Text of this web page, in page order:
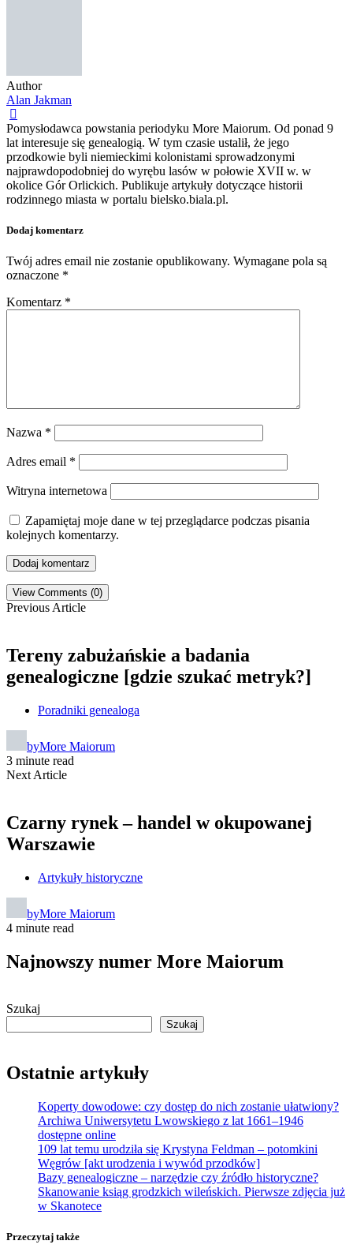
Author
Alan Jakman
Pomysłodawca powstania periodyku More Maiorum. Od ponad 9
lat interesuje się genealogią. W tym czasie ustalił, że jego
przodkowie byli niemieckimi kolonistami sprowadzonymi
najprawdopodobniej do wyrębu lasów w połowie XVII w. w
okolice Gór Orlickich. Publikuje artykuły dotyczące historii
rodzinnego miasta w portalu bielsko.biala.pl.
Dodaj komentarz
Twój adres email nie zostanie opublikowany. Wymagane pola są
oznaczone *
Komentarz *
Nazwa *
Adres email *
Witryna internetowa
Zapamiętaj moje dane w tej przeglądarce podczas pisania
kolejnych komentarzy.
View Comments (0)
Previous Article
Tereny zabużańskie a badania
genealogiczne [gdzie szukać metryk?]
Poradniki genealoga
byMore Maiorum
3 minute read
Next Article
Czarny rynek – handel w okupowanej
Warszawie
Artykuły historyczne
byMore Maiorum
4 minute read
Najnowszy numer More Maiorum
Szukaj
Szukaj
Ostatnie artykuły
Koperty dowodowe: czy dostęp do nich zostanie ułatwiony?
Archiwa Uniwersytetu Lwowskiego z lat 1661–1946
dostępne online
109 lat temu urodziła się Krystyna Feldman – potomkini
Węgrów [akt urodzenia i wywód przodków]
Bazy genealogiczne – narzędzie czy źródło historyczne?
Skanowanie ksiąg grodzkich wileńskich. Pierwsze zdjęcia już
w Skanotece
Przeczytaj także